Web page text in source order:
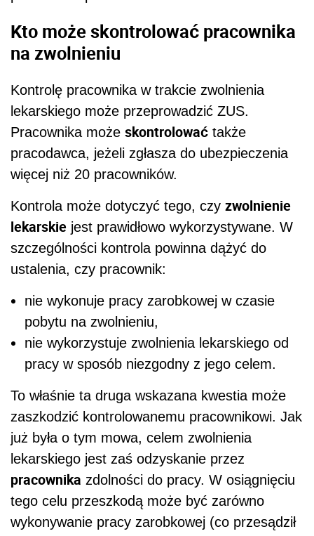
Kto może skontrolować pracownika
na zwolnieniu
Kontrolę pracownika w trakcie zwolnienia
lekarskiego może przeprowadzić ZUS.
Pracownika może skontrolować także
pracodawca, jeżeli zgłasza do ubezpieczenia
więcej niż 20 pracowników.
Kontrola może dotyczyć tego, czy zwolnienie
lekarskie jest prawidłowo wykorzystywane. W
szczególności kontrola powinna dążyć do
ustalenia, czy pracownik:
nie wykonuje pracy zarobkowej w czasie
pobytu na zwolnieniu,
nie wykorzystuje zwolnienia lekarskiego od
pracy w sposób niezgodny z jego celem.
To właśnie ta druga wskazana kwestia może
zaszkodzić kontrolowanemu pracownikowi. Jak
już była o tym mowa, celem zwolnienia
lekarskiego jest zaś odzyskanie przez
pracownika zdolności do pracy. W osiągnięciu
tego celu przeszkodą może być zarówno
wykonywanie pracy zarobkowej (co przesądził